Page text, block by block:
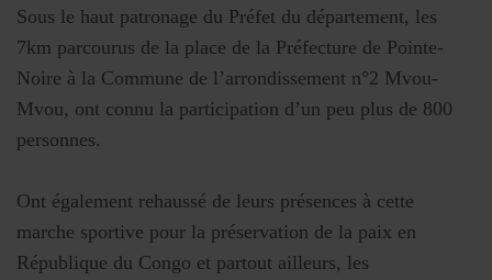
Sous le haut patronage du Préfet du département, les
7km parcourus de la place de la Préfecture de Pointe-
Noire à la Commune de l’arrondissement n°2 Mvou-
Mvou, ont connu la participation d’un peu plus de 800
personnes.
Ont également rehaussé de leurs présences à cette
marche sportive pour la préservation de la paix en
République du Congo et partout ailleurs, les